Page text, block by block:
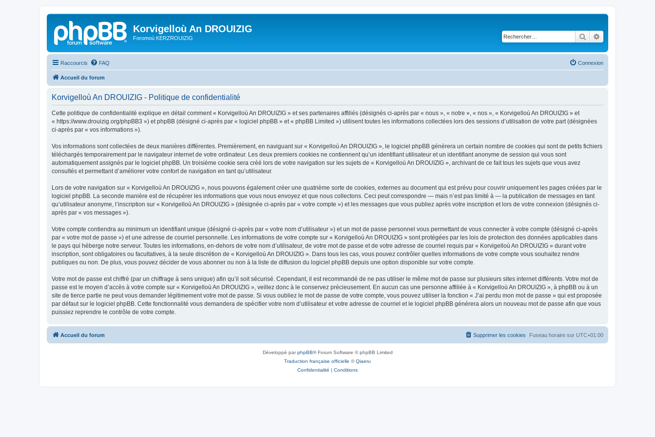
Korvigelloù An DROUIZIG
Foromoù KERZROUIZIG Rechercher
Raccourcis FAQ Connexion
Accueil du forum
Korvigelloù An DROUIZIG - Politique de confidentialité
Cette politique de confidentialité explique en détail comment « Korvigelloù An DROUIZIG » et ses partenaires affiliés (désignés ci-après par « nous », « notre », « nos », « Korvigelloù An DROUIZIG » et
« https://www.drouizig.org/phpBB3 ») et phpBB (désigné ci-après par « logiciel phpBB » et « phpBB Limited ») utilisent toutes les informations collectées lors des sessions d’utilisation de votre part (désignées
ci-après par « vos informations »).
Vos informations sont collectées de deux manières différentes. Premièrement, en naviguant sur « Korvigelloù An DROUIZIG », le logiciel phpBB génèrera un certain nombre de cookies qui sont de petits fichiers
téléchargés temporairement par le navigateur internet de votre ordinateur. Les deux premiers cookies ne contiennent qu’un identifiant utilisateur et un identifiant anonyme de session qui vous sont
automatiquement assignés par le logiciel phpBB. Un troisième cookie sera créé lors de votre navigation sur les sujets de « Korvigelloù An DROUIZIG », archivant de ce fait tous les sujets que vous avez
consultés et permettant d’améliorer votre confort de navigation en tant qu’utilisateur.
Lors de votre navigation sur « Korvigelloù An DROUIZIG », nous pouvons également créer une quatrième sorte de cookies, externes au document qui est prévu pour couvrir uniquement les pages créées par le
logiciel phpBB. La seconde manière est de récupérer les informations que vous nous envoyez et que nous collectons. Ceci peut correspondre — mais n’est pas limité à — la publication de messages en tant
qu’utilisateur anonyme, l’inscription sur « Korvigelloù An DROUIZIG » (désignée ci-après par « votre compte ») et les messages que vous publiez après votre inscription et lors de votre connexion (désignés ci-
après par « vos messages »).
Votre compte contiendra au minimum un identifiant unique (désigné ci-après par « votre nom d’utilisateur ») et un mot de passe personnel vous permettant de vous connecter à votre compte (désigné ci-après
par « votre mot de passe ») et une adresse de courriel personnelle. Les informations de votre compte sur « Korvigelloù An DROUIZIG » sont protégées par les lois de protection des données applicables dans
le pays qui héberge notre serveur. Toutes les informations, en-dehors de votre nom d’utilisateur, de votre mot de passe et de votre adresse de courriel requis par « Korvigelloù An DROUIZIG » durant votre
inscription, sont obligatoires ou facultatives, à la seule discrétion de « Korvigelloù An DROUIZIG ». Dans tous les cas, vous pouvez contrôler quelles informations de votre compte vous souhaitez rendre
publiques ou non. De plus, vous pouvez décider de vous abonner ou non à la liste de diffusion du logiciel phpBB depuis une option disponible sur votre compte.
Votre mot de passe est chiffré (par un chiffrage à sens unique) afin qu’il soit sécurisé. Cependant, il est recommandé de ne pas utiliser le même mot de passe sur plusieurs sites internet différents. Votre mot de
passe est le moyen d’accès à votre compte sur « Korvigelloù An DROUIZIG », veillez donc à le conservez précieusement. En aucun cas une personne affiliée à « Korvigelloù An DROUIZIG », à phpBB ou à un
site de tierce partie ne peut vous demander légitimement votre mot de passe. Si vous oubliez le mot de passe de votre compte, vous pouvez utiliser la fonction « J’ai perdu mon mot de passe » qui est proposée
par défaut sur le logiciel phpBB. Cette fonctionnalité vous demandera de spécifier votre nom d’utilisateur et votre adresse de courriel et le logiciel phpBB générera alors un nouveau mot de passe afin que vous
puissiez reprendre le contrôle de votre compte.
Accueil du forum Fuseau horaire sur UTC+01:00
Supprimer les cookies
Développé parphpBB® Forum Software © phpBB Limited
Traduction française officielle ©Qiaeru
Confidentialité | Conditions